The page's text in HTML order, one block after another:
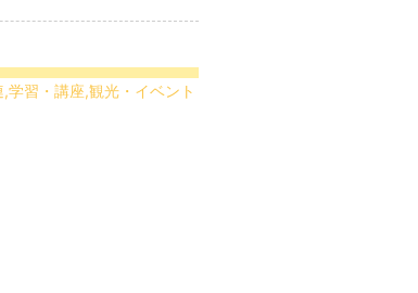
習・講座,観光・イベント